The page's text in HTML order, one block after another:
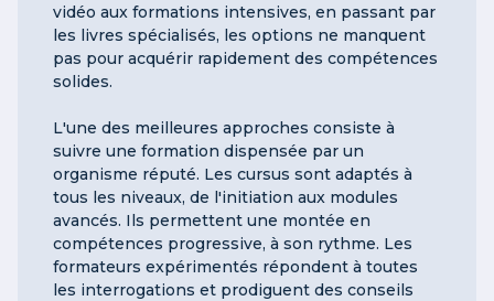
vidéo aux formations intensives, en passant par
les livres spécialisés, les options ne manquent
pas pour acquérir rapidement des compétences
solides.
L'une des meilleures approches consiste à
suivre une formation dispensée par un
organisme réputé. Les cursus sont adaptés à
tous les niveaux, de l'initiation aux modules
avancés. Ils permettent une montée en
compétences progressive, à son rythme. Les
formateurs expérimentés répondent à toutes
les interrogations et prodiguent des conseils